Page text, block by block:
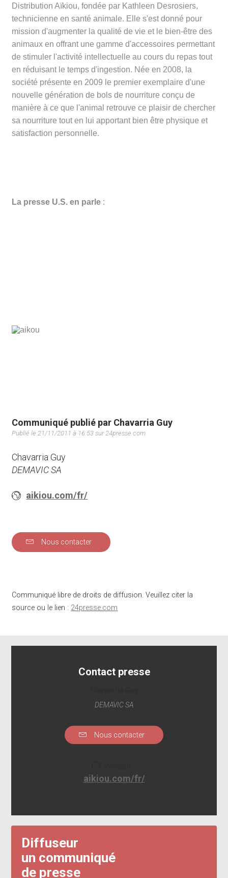
Distribution Aïkiou, fondée par Kathleen Desrosiers,
technicienne en santé animale. Elle s'est donné pour
mission d'augmenter la qualité de vie et le bien-être des
animaux en offrant une gamme d'accessoires permettant
de stimuler l'activité intellectuelle au cours du repas tout
en réduisant le temps d'ingestion. Née en 2008, la
société présente en 2009 le premier exemplaire d'une
nouvelle génération de bols de nourriture conçu de
manière à ce que l'animal retrouve ce plaisir de chercher
sa nourriture tout en lui apportant bien être physique et
satisfaction personnelle.
La presse U.S. en parle :
Communiqué publié par Chavarria Guy
Publié le 21/11/2011 à 16:53 sur 24presse.com
Chavarria Guy
DEMAVIC SA
aikiou.com/fr/
Nous contacter
Communiqué libre de droits de diffusion. Veuillez citer la
source ou le lien : 24presse.com
Contact presse
DEMAVIC SA
Nous contacter
aikiou.com/fr/
Diffuseur
un communiqué
de presse